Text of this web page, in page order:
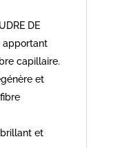
DE
apportant
capillaire.
et
et